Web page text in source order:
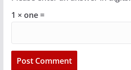
1 × one =